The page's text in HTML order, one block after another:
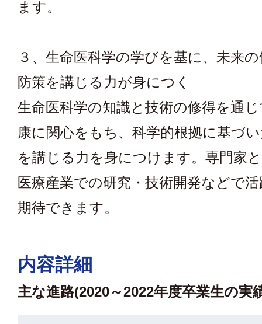
ます。
３、生命医科学の学びを基に、未来
防策を講じる力が身につく
生命医科学の知識と技術の修得を通
康に関心をもち、科学的根拠に基づ
を講じる力を身につけます。専門家
医療産業での研究・技術開発などで
期待できます。
内容詳細
主な進路(2020～2022年度卒業生の実